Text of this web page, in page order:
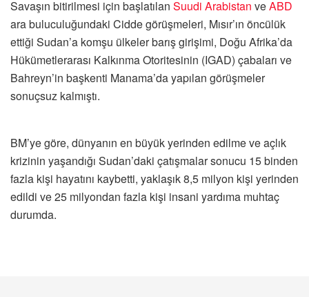
Savaşın bitirilmesi için başlatılan Suudi Arabistan veABD
ara buluculuğundaki Cidde görüşmeleri, Mısır’ın öncülük
ettiği Sudan’a komşu ülkeler barış girişimi, Doğu Afrika’da
Hükümetlerarası Kalkınma Otoritesinin (IGAD) çabaları ve
Bahreyn’in başkenti Manama’da yapılan görüşmeler
sonuçsuz kalmıştı.
BM’ye göre, dünyanın en büyük yerinden edilme ve açlık
krizinin yaşandığı Sudan’daki çatışmalar sonucu 15 binden
fazla kişi hayatını kaybetti, yaklaşık 8,5 milyon kişi yerinden
edildi ve 25 milyondan fazla kişi insani yardıma muhtaç
durumda.